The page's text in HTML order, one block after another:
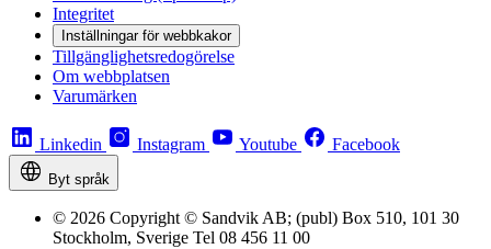
Integritet
Inställningar för webbkakor
Tillgänglighetsredogörelse
Om webbplatsen
Varumärken
Linkedin Instagram Youtube Facebook
Byt språk
© 2026 Copyright © Sandvik AB; (publ) Box 510, 101 30
Stockholm, Sverige Tel 08 456 11 00